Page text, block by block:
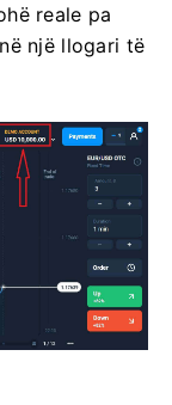
reale pa
një llogari të